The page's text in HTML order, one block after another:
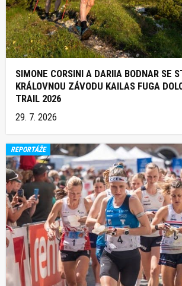
SIMONE CORSINI A DARIIA BODNAR SE
KRÁLOVNOU ZÁVODU KAILAS FUGA
TRAIL 2026
29. 7. 2026
REPORTÁŽE